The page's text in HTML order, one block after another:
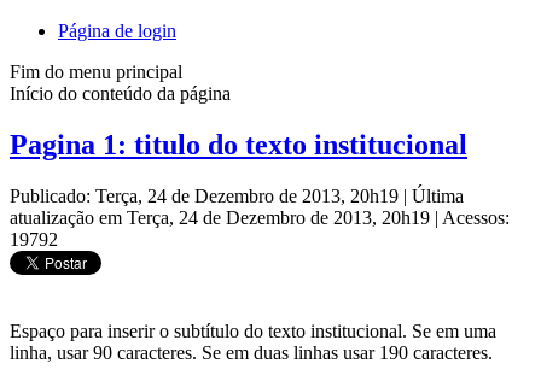
Página de login
Fim do menu principal
Início do conteúdo da página
Pagina 1: titulo do texto institucional
Publicado: Terça, 24 de Dezembro de 2013, 20h19 | Última
atualização em Terça, 24 de Dezembro de 2013, 20h19 | Acessos:
19792
Espaço para inserir o subtítulo do texto institucional. Se em uma
linha, usar 90 caracteres. Se em duas linhas usar 190 caracteres.